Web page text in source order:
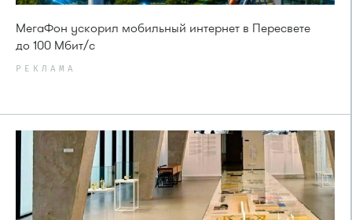
МегаФон ускорил мобильный интернет в Пересвете
до 100 Мбит/с
РЕКЛАМА